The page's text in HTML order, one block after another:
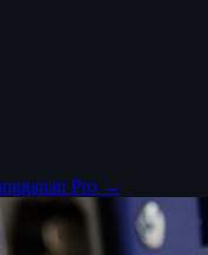
Pro →